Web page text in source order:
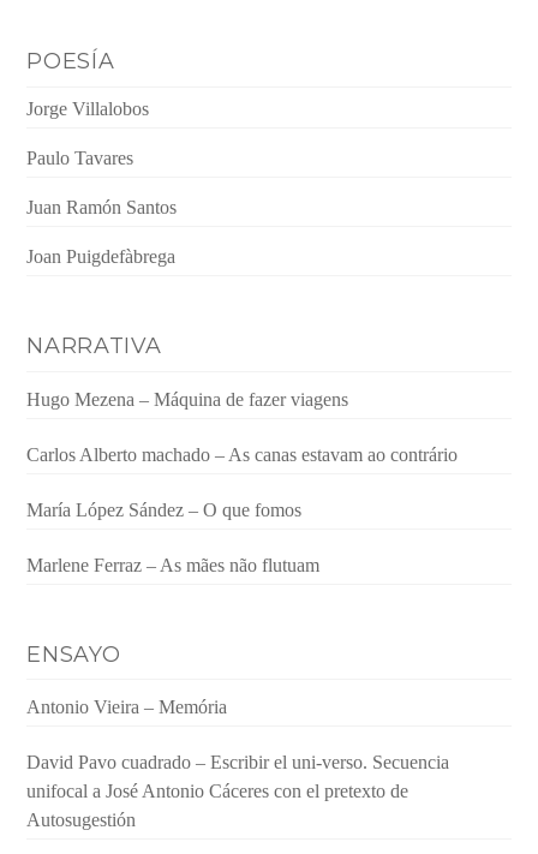
POESÍA
Jorge Villalobos
Paulo Tavares
Juan Ramón Santos
Joan Puigdefàbrega
NARRATIVA
Hugo Mezena – Máquina de fazer viagens
Carlos Alberto machado – As canas estavam ao contrário
María López Sández – O que fomos
Marlene Ferraz – As mães não flutuam
ENSAYO
Antonio Vieira – Memória
David Pavo cuadrado – Escribir el uni-verso. Secuencia
unifocal a José Antonio Cáceres con el pretexto de
Autosugestión